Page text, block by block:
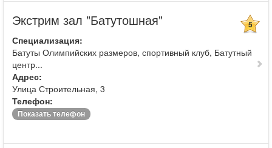
Экстрим зал "Батутошная" 5
Специализация:
Батуты Олимпийских размеров, спортивный клуб, Батутный
центр...
Адрес:
Улица Строительная, 3
Телефон:
Показать телефон